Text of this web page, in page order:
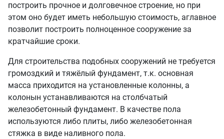
построить прочное и долговечное строение, но при
этом оно будет иметь небольшую стоимость, аглавное
позволит построить полноценное сооружение за
кратчайшие сроки.
Для строительства подобных сооружений не требуется
громоздкий и тяжёлый фундамент, т.к. основная
масса приходится на установленные колонны, а
колонын устанавливаются на столбчатый
железобетонный фундамент. В качестве пола
используются либо плиты, либо железобетонная
стяжка в виде наливного пола.